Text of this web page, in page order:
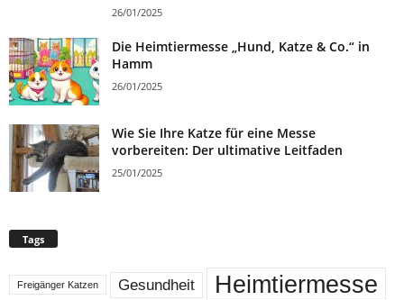
26/01/2025
Die Heimtiermesse „Hund, Katze & Co.“ in
Hamm
26/01/2025
Wie Sie Ihre Katze für eine Messe
vorbereiten: Der ultimative Leitfaden
25/01/2025
Tags
Freigänger Katzen Gesundheit Heimtiermesse